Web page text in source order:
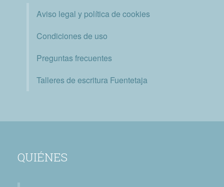
Aviso legal y política de cookies
Condiciones de uso
Preguntas frecuentes
Talleres de escritura Fuentetaja
QUIÉNES